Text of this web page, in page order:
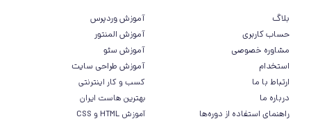
بلاگ
حساب کاربری
مشاوره خصوصی
استخدام
ارتباط با ما
درباره ما
راهنمای استفاده از دوره‌ها
آموزش وردپرس
آموزش المنتور
آموزش سئو
آموزش طراحی سایت
کسب و کار اینترنتی
بهترین هاست ایران
آموزش HTML و CSS